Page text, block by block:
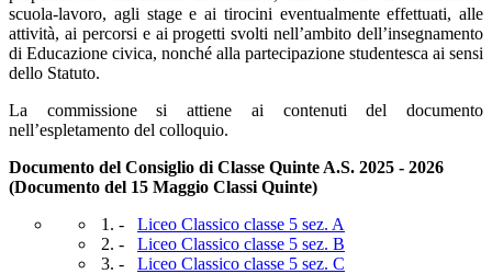
scuola-lavoro, agli stage e ai tirocini eventualmente effettuati, alle
attività, ai percorsi e ai progetti svolti nell’ambito dell’insegnamento
di Educazione civica, nonché alla partecipazione studentesca ai sensi
dello Statuto.
La commissione si attiene ai contenuti del documento
nell’espletamento del colloquio.
Documento del Consiglio di Classe Quinte A.S. 2025 - 2026
(Documento del 15 Maggio Classi Quinte)
1. - Liceo Classico classe 5 sez. A
2. - Liceo Classico classe 5 sez. B
3. - Liceo Classico classe 5 sez. C